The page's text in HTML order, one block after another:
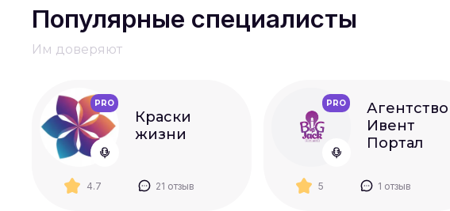
Популярные специалисты
Им доверяют
PRO
Краски
жизни
4.7 21 отзыв
PRO
Агентство
Ивент
Портал
5 1 отзыв